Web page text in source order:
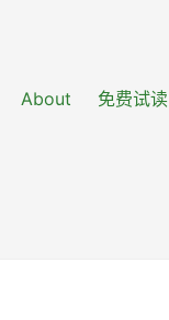
About 免费试读